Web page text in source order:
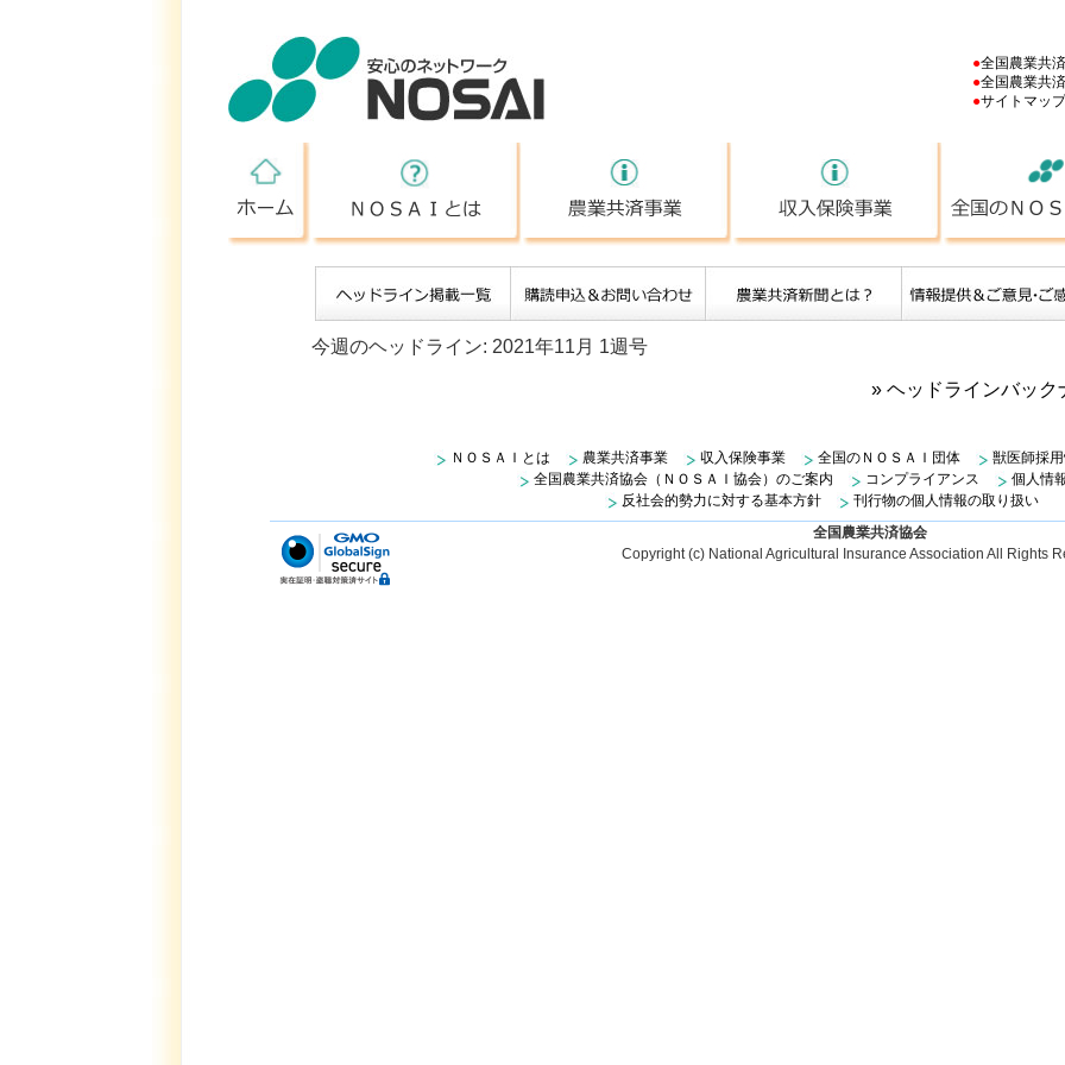
●全国農業共
●全国農業共
●サイトマップ
ＮＯＳＡＩとは 農業共済事業 収入保険事業
今週のヘッドライン: 2021年11月 1週号
» ヘッドラインバッ
ＮＯＳＡＩとは 農業共済事業 収入保険事業 全国のＮＯＳＡＩ団体 獣医師採
全国農業共済協会（ＮＯＳＡＩ協会）のご案内
コンプライアンス
個人情
反社会的勢力に対する基本方針
刊行物の個人情報の取り扱い
全国農業共済協会
Copyright (c) National Agricultural Insurance Association All Rights